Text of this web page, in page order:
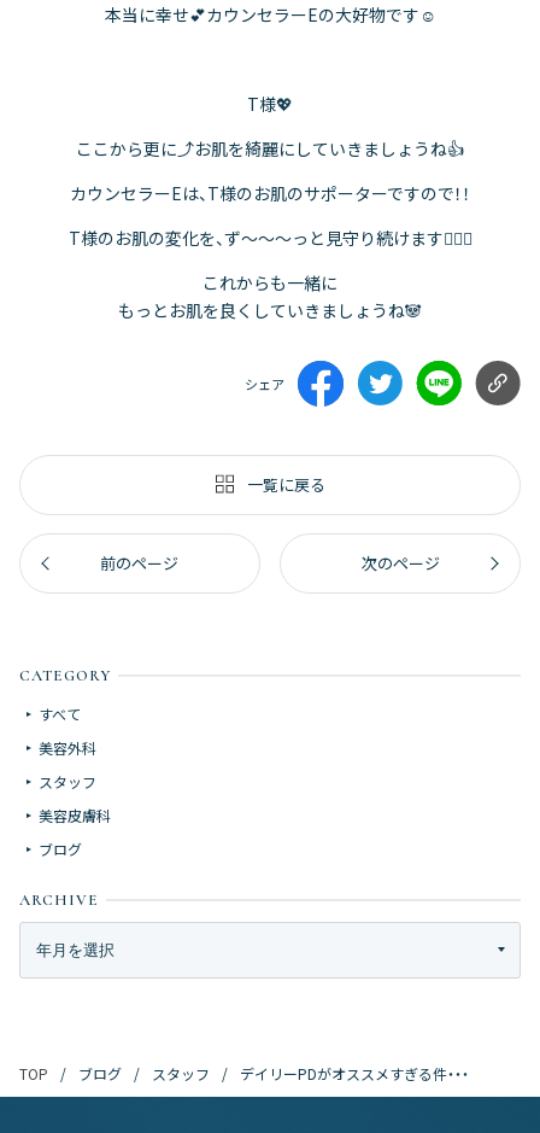
本当に幸せ💕カウンセラーEの大好物です☺️
T様💖
ここから更に⤴️お肌を綺麗にしていきましょうね👍
カウンセラーEは、T様のお肌のサポーターですので！！
T様のお肌の変化を、ず～～～っと見守り続けます🏋🏻‍♂️
これからも一緒に
もっとお肌を良くしていきましょうね🐼
シェア
前のページ
一覧に戻る
次のページ
CATEGORY
すべて
美容外科
スタッフ
美容皮膚科
ブログ
ARCHIVE
TOP ブログ スタッフ デイリーPDがオススメすぎる件・・・